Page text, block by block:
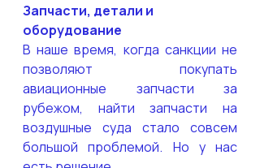
Запчасти, детали и
оборудование
В наше время, когда санкции не
позволяют покупать
авиационные запчасти за
рубежом, найти запчасти на
воздушные суда стало совсем
большой проблемой. Но у нас